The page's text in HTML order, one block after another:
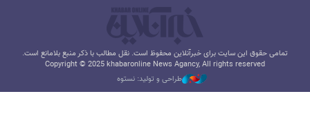
تمامی حقوق این سایت برای خبرآنلاین محفوظ است. نقل مطالب با ذکر منبع بلامانع است.
Copyright © 2025 khabaronline News Agancy, All rights reserved
طراحی و تولید: نستوه